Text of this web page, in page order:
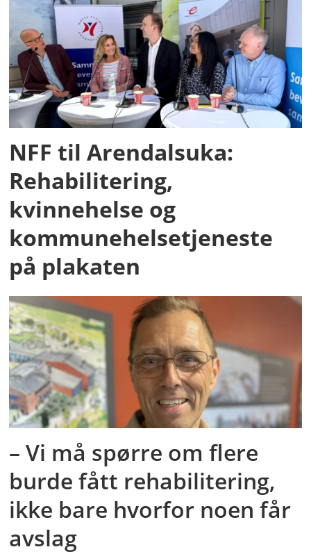
NFF til Arendalsuka:
Rehabilitering,
kvinnehelse og
kommunehelsetjeneste
på plakaten
– Vi må spørre om flere
burde fått rehabilitering,
ikke bare hvorfor noen får
avslag